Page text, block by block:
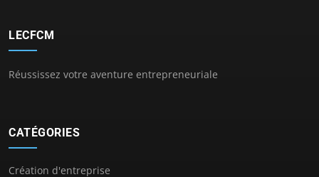
LECFCM
Réussissez votre aventure entrepreneuriale
CATÉGORIES
Création d'entreprise